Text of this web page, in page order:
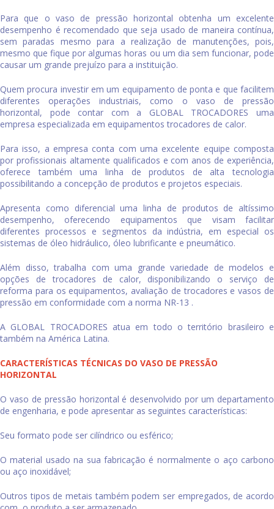
Para que o vaso de pressão horizontal obtenha um excelente
desempenho é recomendado que seja usado de maneira contínua,
sem paradas mesmo para a realização de manutenções, pois,
mesmo que fique por algumas horas ou um dia sem funcionar, pode
causar um grande prejuízo para a instituição.
Quem procura investir em um equipamento de ponta e que facilitem
diferentes operações industriais, como o vaso de pressão
horizontal, pode contar com a GLOBAL TROCADORES uma
empresa especializada em equipamentos trocadores de calor.
Para isso, a empresa conta com uma excelente equipe composta
por profissionais altamente qualificados e com anos de experiência,
oferece também uma linha de produtos de alta tecnologia
possibilitando a concepção de produtos e projetos especiais.
Apresenta como diferencial uma linha de produtos de altíssimo
desempenho, oferecendo equipamentos que visam facilitar
diferentes processos e segmentos da indústria, em especial os
sistemas de óleo hidráulico, óleo lubrificante e pneumático.
Além disso, trabalha com uma grande variedade de modelos e
opções de trocadores de calor, disponibilizando o serviço de
reforma para os equipamentos, avaliação de trocadores e vasos de
pressão em conformidade com a norma NR-13 .
A GLOBAL TROCADORES atua em todo o território brasileiro e
também na América Latina.
CARACTERÍSTICAS TÉCNICAS DO VASO DE PRESSÃO
HORIZONTAL
O vaso de pressão horizontal é desenvolvido por um departamento
de engenharia, e pode apresentar as seguintes características:
Seu formato pode ser cilíndrico ou esférico;
O material usado na sua fabricação é normalmente o aço carbono
ou aço inoxidável;
Outros tipos de metais também podem ser empregados, de acordo